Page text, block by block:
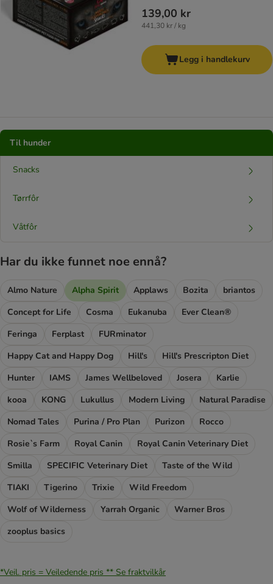
139,00 kr
441,30 kr / kg
Legg i handlekurv
Til hunder
Snacks
Tørrfôr
Våtfôr
Har du ikke funnet noe ennå?
Almo Nature Alpha Spirit Applaws Bozita
briantos
Concept for Life
Cosma Eukanuba
Ever Clean®
Feringa
Ferplast
FURminator
Happy Cat and Happy Dog
Hill's
Hill's Prescripton Diet
Hunter
IAMS James Wellbeloved Josera
Karlie
kooa
KONG Lukullus Modern Living
Natural Paradise
Nomad Tales
Purina / Pro Plan Purizon
Rocco
Rosie`s Farm
Royal Canin
Royal Canin Veterinary Diet
Smilla
SPECIFIC Veterinary Diet
Taste of the Wild
TIAKI
Tigerino Trixie
Wild Freedom
Wolf of Wilderness
Yarrah Organic
Warner Bros
zooplus basics
*Veil. pris = Veiledende pris ** Se fraktvilkår